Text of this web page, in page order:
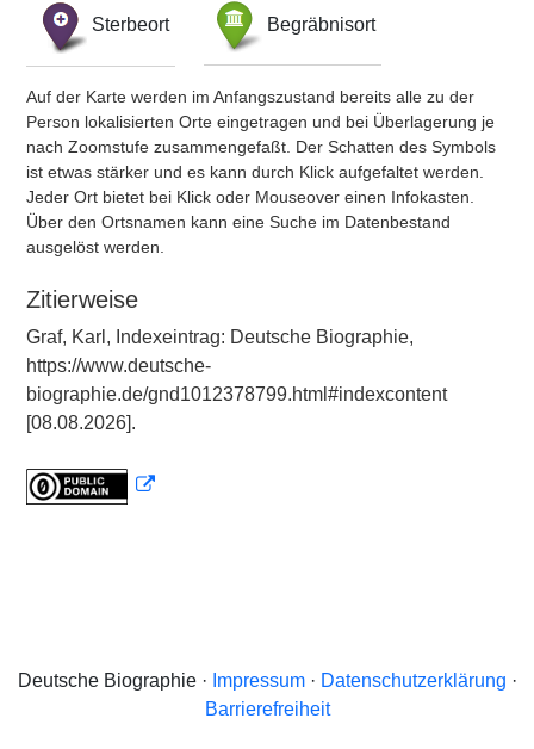
Sterbeort Begräbnisort
Auf der Karte werden im Anfangszustand bereits alle zu der
Person lokalisierten Orte eingetragen und bei Überlagerung je
nach Zoomstufe zusammengefaßt. Der Schatten des Symbols
ist etwas stärker und es kann durch Klick aufgefaltet werden.
Jeder Ort bietet bei Klick oder Mouseover einen Infokasten.
Über den Ortsnamen kann eine Suche im Datenbestand
ausgelöst werden.
Zitierweise
Graf, Karl, Indexeintrag: Deutsche Biographie,
https://www.deutsche-
biographie.de/gnd1012378799.html#indexcontent
[08.08.2026].
Deutsche Biographie · Impressum· Datenschutzerklärung ·
Barrierefreiheit